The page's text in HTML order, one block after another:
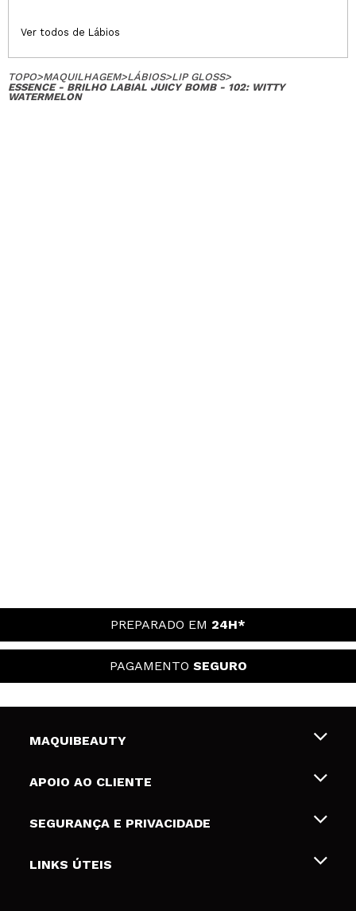
Ver todos de Lábios
TOPO>MAQUILHAGEM>LÁBIOS>LIP GLOSS>
ESSENCE - BRILHO LABIAL JUICY BOMB - 102: WITTY
WATERMELON
PREPARADO EM 24H*
PAGAMENTO SEGURO
MAQUIBEAUTY
Sobre nós
Gift Cards
APOIO AO CLIENTE
Envios e Devoluções
Formas de pagamento
SEGURANÇA E PRIVACIDADE
Termos e Privacidade
LINKS ÚTEIS